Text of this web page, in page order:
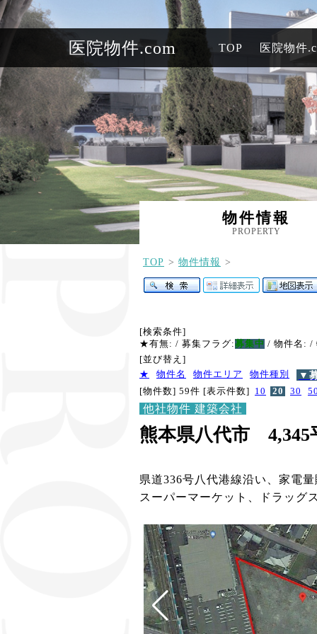
医院物件.com TOP 医院物件
物件情報
PROPERTY
TOP 物件情報
[検索条件]
★有無: / 募集フラグ:募集中 / 物件名: /
[並び替え]
★
物件名 物件エリア 物件種別 ▼
[物件数] 59件 [表示件数] 10 20 30
他社物件 建築会社
熊本県八代市 4,345
県道336号八代港線沿い、家電
スーパーマーケット、ドラッグ